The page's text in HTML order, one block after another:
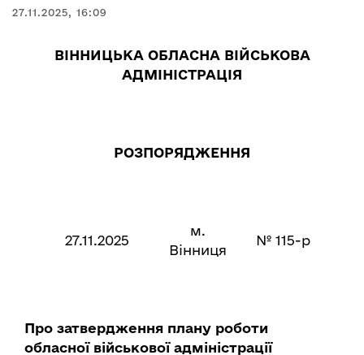
27.11.2025, 16:09
ВІННИЦЬКА ОБЛАСНА ВІЙСЬКОВА
АДМІНІСТРАЦІЯ
РОЗПОРЯДЖЕННЯ
27.11.2025
м.
Вінниця
№ 115-р
Про затвердження плану роботи
обласної військової адміністрації